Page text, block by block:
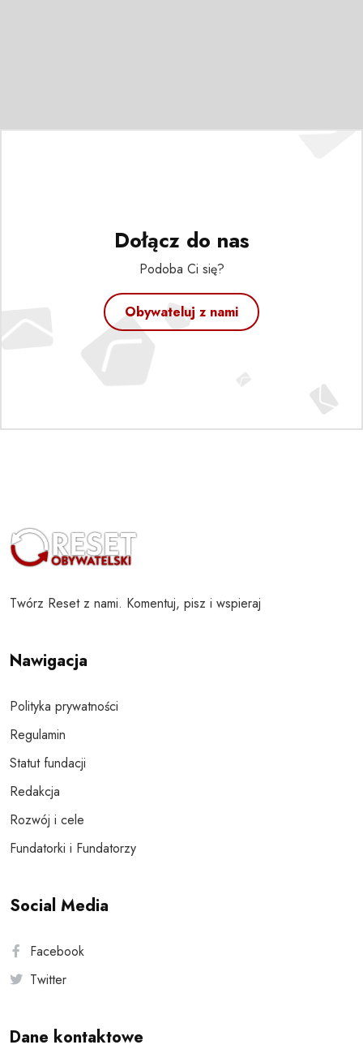
Dołącz do nas
Podoba Ci się?
Obywateluj z nami
Twórz Reset z nami. Komentuj, pisz i wspieraj
Nawigacja
Polityka prywatności
Regulamin
Statut fundacji
Redakcja
Rozwój i cele
Fundatorki i Fundatorzy
Social Media
Facebook
Twitter
Dane kontaktowe